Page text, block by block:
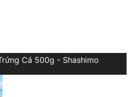
Cá 500g - Shashimo